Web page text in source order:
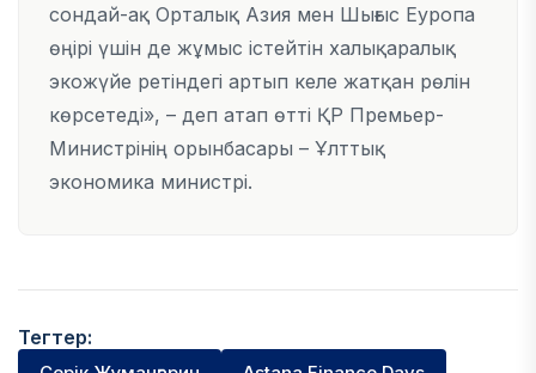
сондай-ақ Орталық Азия мен Шығыс Еуропа
өңірі үшін де жұмыс істейтін халықаралық
экожүйе ретіндегі артып келе жатқан рөлін
көрсетеді», – деп атап өтті ҚР Премьер-
Министрінің орынбасары – Ұлттық
экономика министрі.
Тегтер: